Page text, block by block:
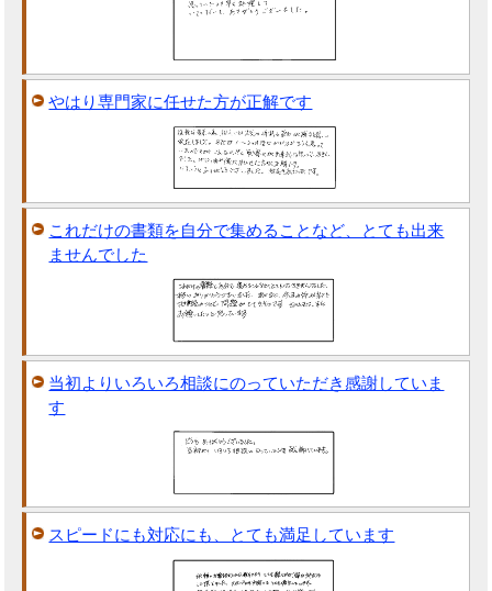
やはり専門家に任せた方が正解です
これだけの書類を自分で集めることなど、とても出来
ませんでした
当初よりいろいろ相談にのっていただき感謝していま
す
スピードにも対応にも、とても満足しています